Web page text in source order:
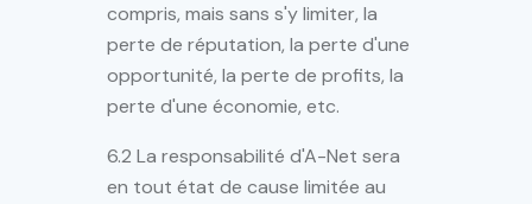
compris, mais sans s'y limiter, la
perte de réputation, la perte d'une
opportunité, la perte de profits, la
perte d'une économie, etc.
6.2 La responsabilité d'A-Net sera
en tout état de cause limitée au